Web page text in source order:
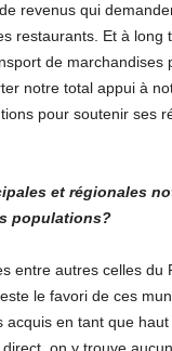
revenus qui
restaurants. Et à long
de marchandises
notre total appui à
pour soutenir ses
et régionales
populations?
entre autres celles du
le favori de ces
en tant que haut